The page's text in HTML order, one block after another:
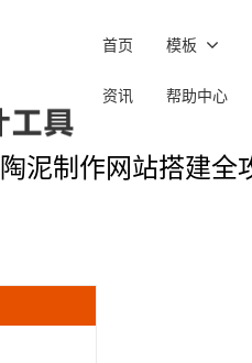
首页 模板
资讯 帮助中心
泥制作网站搭建全